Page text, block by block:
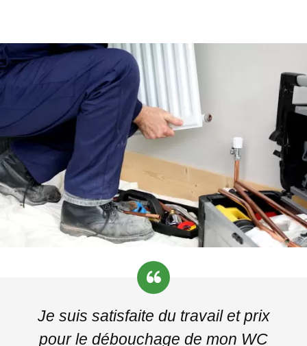
Je suis satisfaite du travail et prix
pour le débouchage de mon WC